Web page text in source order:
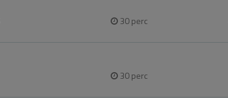
30perc
30perc